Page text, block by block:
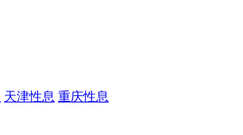
天津性息 重庆性息